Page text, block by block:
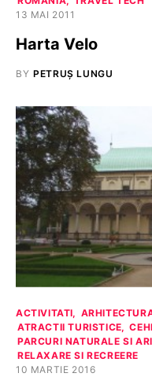
13 MAI 2011
Harta Velo
BY PETRUȘ LUNGU
ACTIVITATI
ATRACTII TURISTICE
PARCURI NATURALE SI
RELAXARE SI RECREERE
10 MARTIE 2016